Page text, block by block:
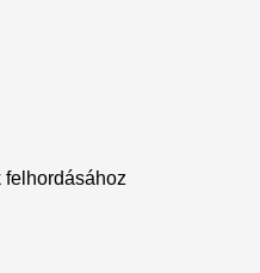
felhordásához